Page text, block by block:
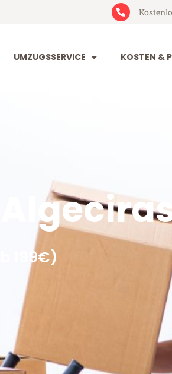
UMZUGSSERVICE KOSTEN &
199€)